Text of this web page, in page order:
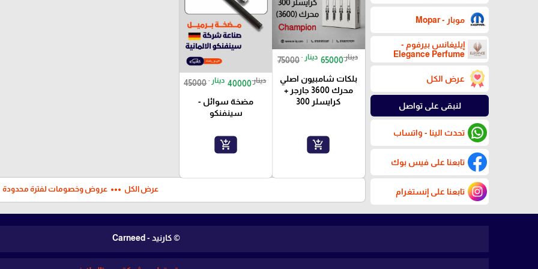
موبار - Mopar
إيليغانس بيرفوم -
Elegance Perfume
عرض الكل
لنبقى على تواصل
تحدث الينا - واتساب
تابعنا على فيس بوك
تابعنا على إنستغرام
75000 دينار65000 دينار
بلكات شامبيون اصلي
محرك 3600 جارجر +
كرايسلر 300
add_shopping_cart
45000 دينار40000 دينار
مضخة سوائل -
سينفنكو
add_shopping_cart
عرض الكل more_horiz عروض وخصومات لفترة محدودة
© كارنيد - Carneed